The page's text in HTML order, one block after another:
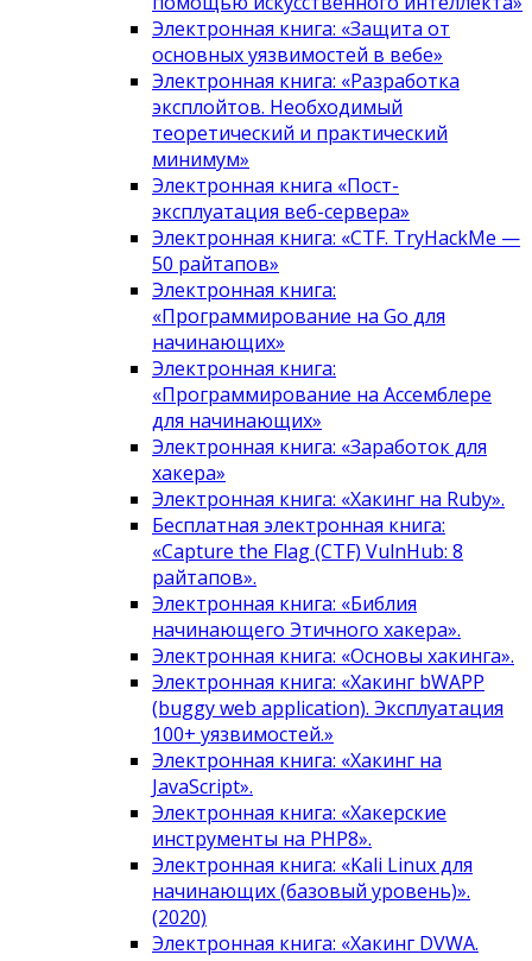
Электронная книга: «Защита от
основных уязвимостей в вебе»
Электронная книга: «Разработка
эксплойтов. Необходимый
теоретический и практический
минимум»
Электронная книга «Пост-
эксплуатация веб-сервера»
Электронная книга: «CTF. TryHackMe —
50 райтапов»
Электронная книга:
«Программирование на Go для
начинающих»
Электронная книга:
«Программирование на Ассемблере
для начинающих»
Электронная книга: «Заработок для
хакера»
Электронная книга: «Хакинг на Ruby».
Бесплатная электронная книга:
«Capture the Flag (CTF) VulnHub: 8
райтапов».
Электронная книга: «Библия
начинающего Этичного хакера».
Электронная книга: «Основы хакинга».
Электронная книга: «Хакинг bWAPP
(buggy web application). Эксплуатация
100+ уязвимостей.»
Электронная книга: «Хакинг на
JavaScript».
Электронная книга: «Хакерские
инструменты на PHP8».
Электронная книга: «Kali Linux для
начинающих (базовый уровень)».
(2020)
Электронная книга: «Хакинг DVWA.